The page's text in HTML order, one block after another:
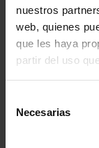
nuestros
web, quienes
que les haya
partir del uso
Necesarias